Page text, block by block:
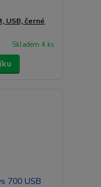
USB, černé
Skladem 4 ks